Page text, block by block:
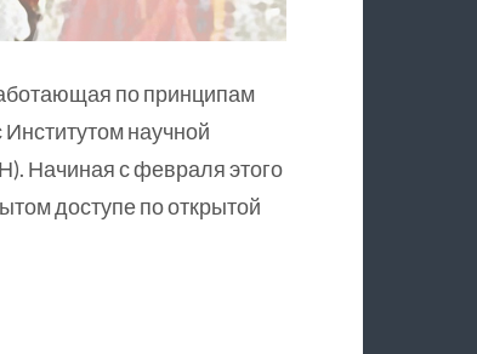
по принципам
Институтом научной
Начиная с февраля этого
доступе по открытой